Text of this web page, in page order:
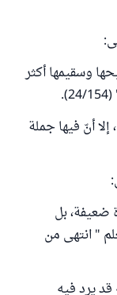
وسقيمها أكثر
أنّ فيها جملة
ضعيفة، بل
" انتهى من
قد يرد فيه